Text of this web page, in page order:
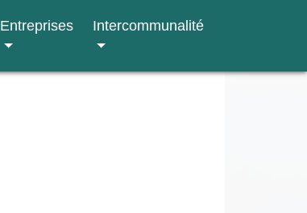
Entreprises Intercommunalité